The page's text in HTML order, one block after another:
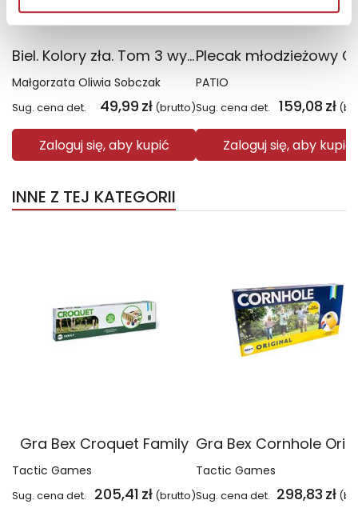
Biel. Kolory zła. Tom 3 wyd. 2025
Małgorzata Oliwia Sobczak
Sug. cena det. 49,99 zł (brutto)
Zaloguj się, aby kupić
PATIO
Sug. cena det. 159,08 zł
Zaloguj się, aby kupić
INNE Z TEJ KATEGORII
Gra Bex Croquet Family
Tactic Games
Sug. cena det. 205,41 zł (brutto)
Gra Bex Cornhole
Tactic Games
Sug. cena det. 298,83 zł